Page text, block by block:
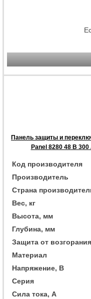
Панель защиты и
Panel 8280 48 В
Код производителя
Производитель
Страна
Вес, кг
Высота, мм
Глубина, мм
Защита от возгорания
Материал
Напряжение, В
Серия
Сила тока, А